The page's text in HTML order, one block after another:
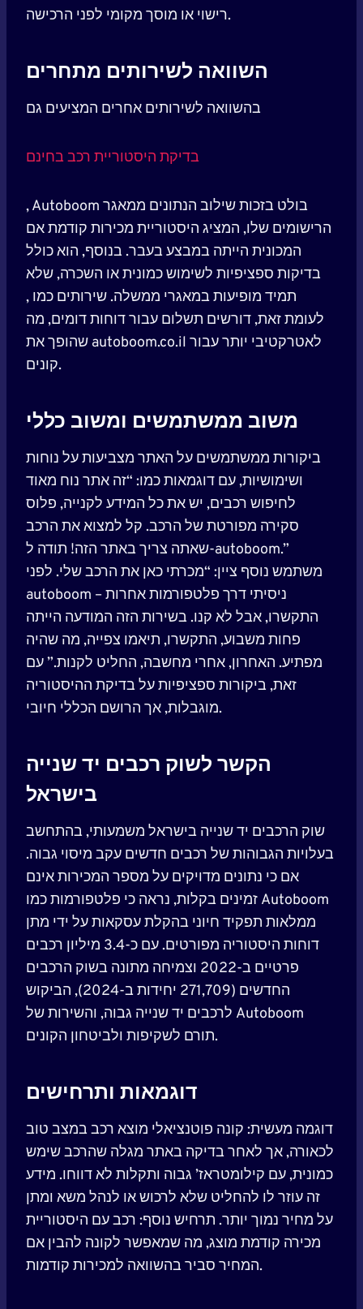
רישוי או מוסך מקומי לפני הרכישה.
השוואה לשירותים מתחרים
בדיקת היסטוריית רכב בחינם
, Autoboom בולט בזכות שילוב הנתונים ממאגר
הרישומים שלו, המציג היסטוריית מכירות קודמת אם
המכונית הייתה במבצע בעבר. בנוסף, הוא כולל
בדיקות ספציפיות לשימוש כמונית או השכרה, שלא
תמיד מופיעות במאגרי ממשלה. שירותים כמו ,
לעומת זאת, דורשים תשלום עבור דוחות דומים, מה
שהופך את autoboom.co.il לאטרקטיבי יותר עבור
קונים.
משוב ממשתמשים ומשוב כללי
ביקורות ממשתמשים על האתר מצביעות על נוחות
ושימושיות, עם דוגמאות כמו: “זה אתר נוח מאוד
לחיפוש רכבים, יש את כל המידע לקנייה, פלוס
סקירה מפורטת של הרכב. קל למצוא את הרכב
שאתה צריך באתר הזה! תודה ל-autoboom.”
משתמש נוסף ציין: “מכרתי כאן את הרכב שלי. לפני
autoboom ניסיתי דרך פלטפורמות אחרות –
התקשרו, אבל לא קנו. בשירות הזה המודעה הייתה
פחות משבוע, התקשרו, תיאמו צפייה, מה שהיה
מפתיע. האחרון, אחרי מחשבה, החליט לקנות.” עם
זאת, ביקורות ספציפיות על בדיקת ההיסטוריה
מוגבלות, אך הרושם הכללי חיובי.
הקשר לשוק רכבים יד שנייה
בישראל
שוק הרכבים יד שנייה בישראל משמעותי, בהתחשב
בעלויות הגבוהות של רכבים חדשים עקב מיסוי גבוה.
אם כי נתונים מדויקים על מספר המכירות אינם
זמינים בקלות, נראה כי פלטפורמות כמו Autoboom
ממלאות תפקיד חיוני בהקלת עסקאות על ידי מתן
דוחות היסטוריה מפורטים. עם כ-3.4 מיליון רכבים
פרטיים ב-2022 וצמיחה מתונה בשוק הרכבים
החדשים (271,709 יחידות ב-2024), הביקוש
לרכבים יד שנייה גבוה, והשירות של Autoboom
תורם לשקיפות ולביטחון הקונים.
דוגמאות ותרחישים
דוגמה מעשית: קונה פוטנציאלי מוצא רכב במצב טוב
לכאורה, אך לאחר בדיקה באתר מגלה שהרכב שימש
כמונית, עם קילומטראז’ גבוה ותקלות לא דווחו. מידע
זה עוזר לו להחליט שלא לרכוש או לנהל משא ומתן
על מחיר נמוך יותר. תרחיש נוסף: רכב עם היסטוריית
מכירה קודמת מוצג, מה שמאפשר לקונה להבין אם
המחיר סביר בהשוואה למכירות קודמות.